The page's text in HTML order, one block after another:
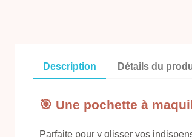
Description Détails du
🎯 Une pochette à
Parfaite pour y glisser vos